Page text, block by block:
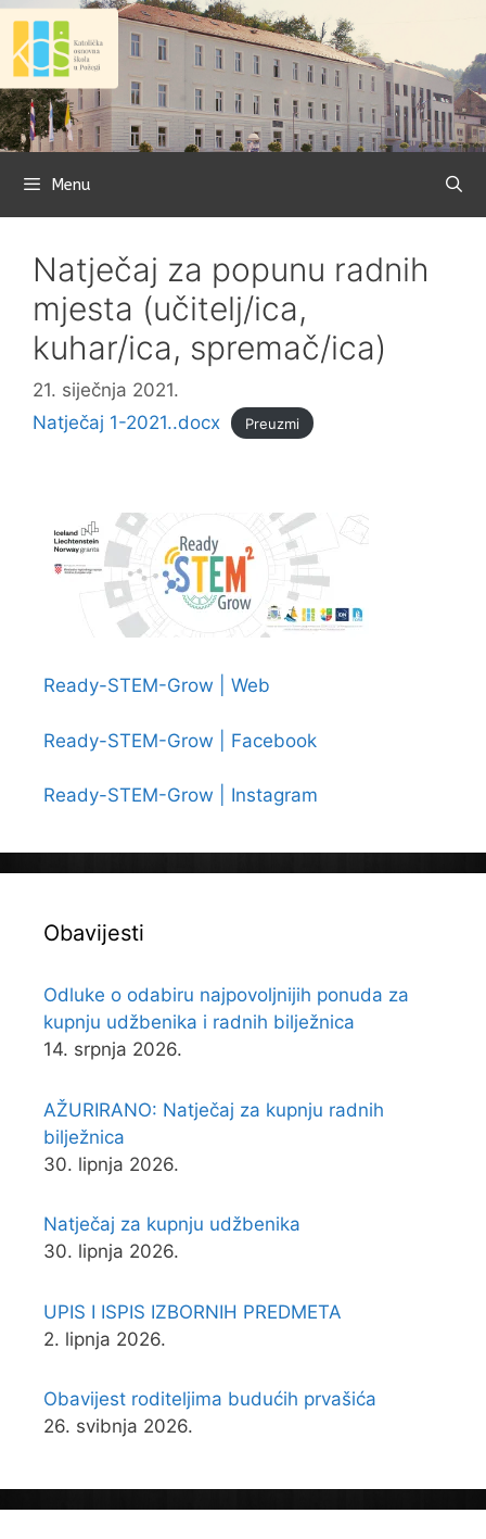
Preskoči
sadržaj
Menu
Natječaj za popunu radnih
mjesta (učitelj/ica,
kuhar/ica, spremač/ica)
21. siječnja 2021.
Natječaj 1-2021..docx
Preuzmi
Ready-STEM-Grow | Web
Ready-STEM-Grow | Facebook
Ready-STEM-Grow | Instagram
Obavijesti
Odluke o odabiru najpovoljnijih ponuda za
kupnju udžbenika i radnih bilježnica
14. srpnja 2026.
AŽURIRANO: Natječaj za kupnju radnih
bilježnica
30. lipnja 2026.
Natječaj za kupnju udžbenika
30. lipnja 2026.
UPIS I ISPIS IZBORNIH PREDMETA
2. lipnja 2026.
Obavijest roditeljima budućih prvašića
26. svibnja 2026.